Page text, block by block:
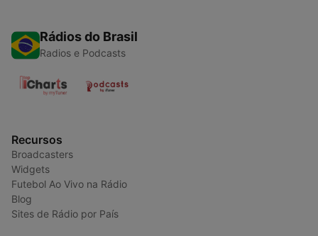
Rádios do Brasil
Radios e Podcasts
Recursos
Broadcasters
Widgets
Futebol Ao Vivo na Rádio
Blog
Sites de Rádio por País